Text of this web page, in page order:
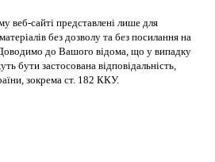
веб-сайті представлені лише для
без дозволу та без посилання на
до Вашого відома, що у випадку
бути застосована відповідальність,
зокрема ст. 182 ККУ.